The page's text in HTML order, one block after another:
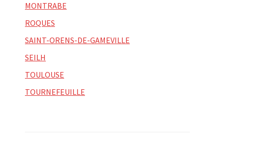
MONTRABE
ROQUES
SAINT-ORENS-DE-GAMEVILLE
SEILH
TOULOUSE
TOURNEFEUILLE